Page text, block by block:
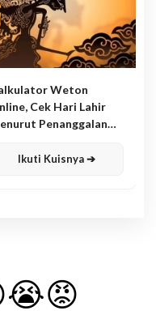
Weton
Cek Hari Lahir
Penanggalan
Ikuti Kuisnya ➔
😭😡